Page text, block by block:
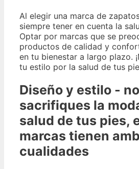
Al elegir una marca de
siempre tener en cuenta la
Optar por marcas que se
productos de calidad y
en tu bienestar a largo plazo.
tu estilo por la salud de tus
Diseño y estilo - no
sacrifiques la
salud de tus pies,
marcas tienen
cualidades